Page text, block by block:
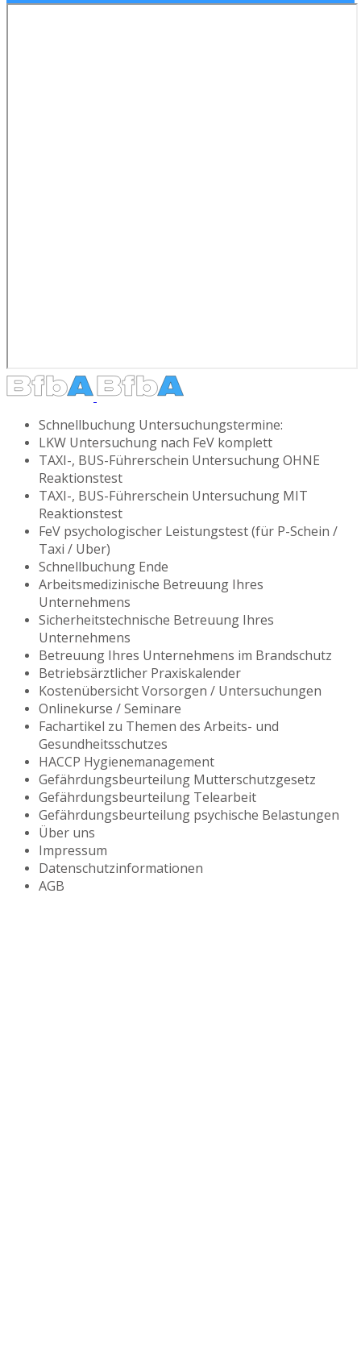
Schnellbuchung Untersuchungstermine:
LKW Untersuchung nach FeV komplett
TAXI-, BUS-Führerschein Untersuchung OHNE
Reaktionstest
TAXI-, BUS-Führerschein Untersuchung MIT
Reaktionstest
FeV psychologischer Leistungstest (für P-Schein /
Taxi / Uber)
Schnellbuchung Ende
Arbeitsmedizinische Betreuung Ihres
Unternehmens
Sicherheitstechnische Betreuung Ihres
Unternehmens
Betreuung Ihres Unternehmens im Brandschutz
Betriebsärztlicher Praxiskalender
Kostenübersicht Vorsorgen / Untersuchungen
Onlinekurse / Seminare
Fachartikel zu Themen des Arbeits- und
Gesundheitsschutzes
HACCP Hygienemanagement
Gefährdungsbeurteilung Mutterschutzgesetz
Gefährdungsbeurteilung Telearbeit
Gefährdungsbeurteilung psychische Belastungen
Über uns
Impressum
Datenschutzinformationen
AGB